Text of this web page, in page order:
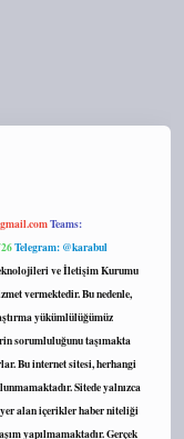
Teams:
Telegram: @karabul
ve İletişim Kurumu
vermektedir. Bu nedenle,
yükümlülüğümüz
sorumluluğunu taşımakta
Bu internet sitesi, herhangi
Sitede yalnızca
yer alan içerikler haber niteliği
yapılmamaktadır. Gerçek